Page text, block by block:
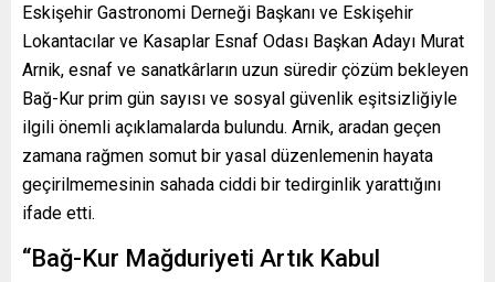
Eskişehir Gastronomi Derneği Başkanı ve Eskişehir
Lokantacılar ve Kasaplar Esnaf Odası Başkan Adayı Murat
Arnik, esnaf ve sanatkârların uzun süredir çözüm bekleyen
Bağ-Kur prim gün sayısı ve sosyal güvenlik eşitsizliğiyle
ilgili önemli açıklamalarda bulundu. Arnik, aradan geçen
zamana rağmen somut bir yasal düzenlemenin hayata
geçirilmemesinin sahada ciddi bir tedirginlik yarattığını
ifade etti.
“Bağ-Kur Mağduriyeti Artık Kabul